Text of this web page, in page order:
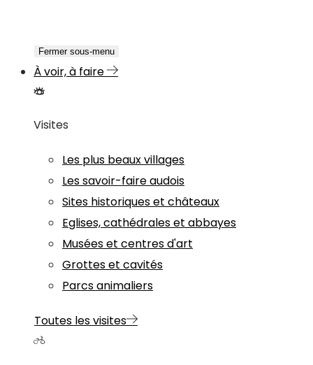
Fermer sous-menu
À voir, à faire
Visites
Les plus beaux villages
Les savoir-faire audois
Sites historiques et châteaux
Eglises, cathédrales et abbayes
Musées et centres d'art
Grottes et cavités
Parcs animaliers
Toutes les visites